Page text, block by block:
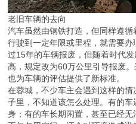
老旧车辆的去向
汽车虽然由钢铁打造，但同样遵循
行驶到一定年限或里程，就需要
过15年的车辆报废，但随着时代
高，规定改为60万公里引导报废
也为车辆的评估提供了新标准。
在蓉城，不少车主会遇到这样的
子里，不知道该怎么处理。有的
身；有的车长期闲置，甚至已经无